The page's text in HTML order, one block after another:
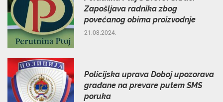
Zapošljava radnika zbog
povećanog obima proizvodnje
21.08.2024.
Policijska uprava Doboj upozorava
građane na prevare putem SMS
poruka